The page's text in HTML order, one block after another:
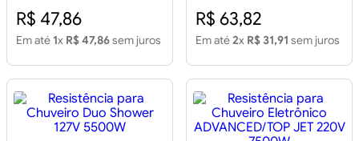
R$ 47,86
Em até 1x R$ 47,86sem juros
R$ 63,82
Em até2x R$ 31,91 sem juros